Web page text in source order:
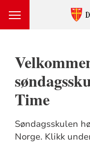
Time
Søndagsskulen
Norge. Klikk